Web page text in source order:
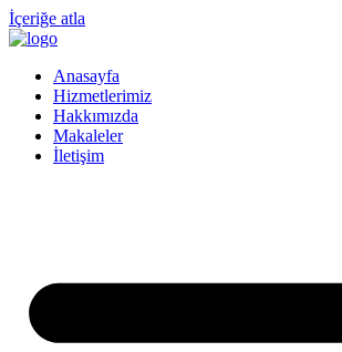
İçeriğe atla
Anasayfa
Hizmetlerimiz
Hakkımızda
Makaleler
İletişim